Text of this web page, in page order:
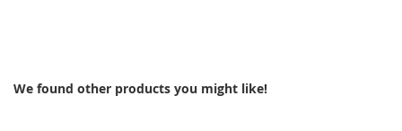
We found other products you might like!